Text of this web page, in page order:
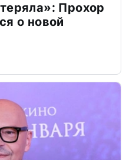
Прохор
о новой